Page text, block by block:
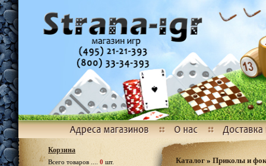
Корзина
Всего товаров .... 0 шт.
Каталог»Приколы и